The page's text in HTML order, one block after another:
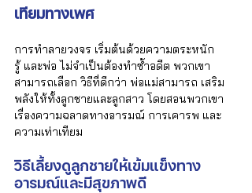
เทียมทางเพศ
การทำลายวงจร เริ่มต้นด้วยความตระหนัก
รู้ และพ่อ ไม่จำเป็นต้องทำซ้ำอดีต พวกเขา
สามารถเลือก วิธีที่ดีกว่า พ่อแม่สามารถ เสริม
พลังให้ทั้งลูกชายและลูกสาว โดยสอนพวกเขา
เรื่องความฉลาดทางอารมณ์ การเคารพ และ
ความเท่าเทียม
วิธีเลี้ยงดูลูกชายให้เข้มแข็งทาง
อารมณ์และมีสุขภาพดี